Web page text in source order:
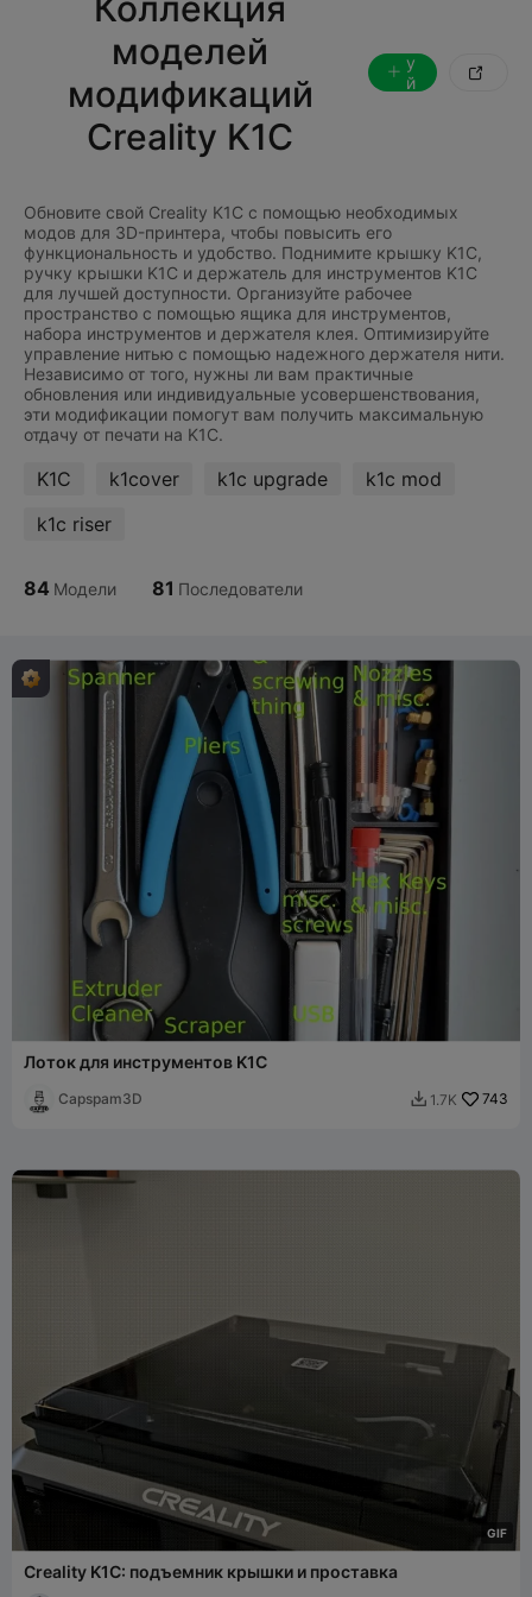
моделей
модификаций
Creality K1C
у
й

Обновите свой Creality K1C с помощью необходимых
модов для 3D-принтера, чтобы повысить его
функциональность и удобство. Поднимите крышку K1C,
ручку крышки K1C и держатель для инструментов K1C
для лучшей доступности. Организуйте рабочее
пространство с помощью ящика для инструментов,
набора инструментов и держателя клея. Оптимизируйте
управление нитью с помощью надежного держателя нити.
Независимо от того, нужны ли вам практичные
обновления или индивидуальные усовершенствования,
эти модификации помогут вам получить максимальную
K1C k1cover k1c upgrade
k1c mod
k1c riser
84 Модели 81 Последователи
Лоток для инструментов K1C
Capspam3D  1.7K 743
GIF
Creality K1C: подъемник крышки и проставка